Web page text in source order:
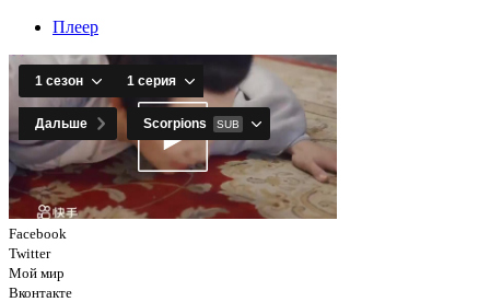
Плеер
Facebook
Twitter
Мой мир
Вконтакте